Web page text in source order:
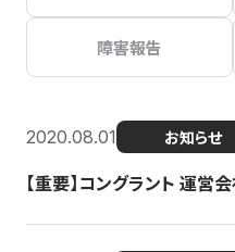
障害報告
2020.08.01 お知らせ
【重要】コングラント 運営